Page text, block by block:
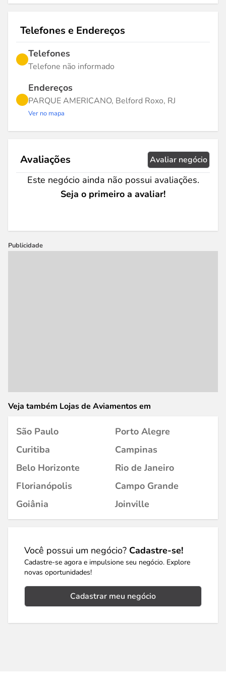
Telefones e Endereços
Telefones
Telefone não informado
Endereços
PARQUE AMERICANO, Belford Roxo, RJ
Ver no mapa
Avaliações Avaliar negócio
Este negócio ainda não possui avaliações.
Seja o primeiro a avaliar!
Publicidade
Veja também Lojas de Aviamentos em
São Paulo
Porto Alegre
Curitiba
Campinas
Belo Horizonte
Rio de Janeiro
Florianópolis
Campo Grande
Goiânia
Joinville
Você possui um negócio? Cadastre-se!
Cadastre-se agora e impulsione seu negócio. Explore
novas oportunidades!
Cadastrar meu negócio